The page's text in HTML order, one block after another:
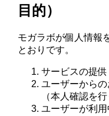
目的）
モガラボが個人情報
とおりです。
サービスの提
ユーザーから
（本人確認を
ユーザーが利